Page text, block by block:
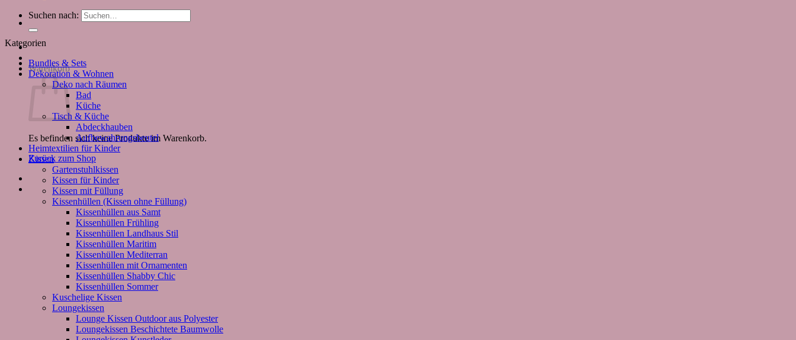
Suchen nach:
Warenkorb
Es befinden sich keine Produkte im Warenkorb.
Zurück zum Shop
Kategorien
Bundles & Sets
Dekoration & Wohnen
Deko nach Räumen
Bad
Küche
Tisch & Küche
Abdeckhauben
Aufbewahrungsbeutel
Heimtextilien für Kinder
Kissen
Gartenstuhlkissen
Kissen für Kinder
Kissen mit Füllung
Kissenhüllen (Kissen ohne Füllung)
Kissenhüllen aus Samt
Kissenhüllen Frühling
Kissenhüllen Landhaus Stil
Kissenhüllen Maritim
Kissenhüllen Mediterran
Kissenhüllen mit Ornamenten
Kissenhüllen Shabby Chic
Kissenhüllen Sommer
Kuschelige Kissen
Loungekissen
Lounge Kissen Outdoor aus Polyester
Loungekissen Beschichtete Baumwolle